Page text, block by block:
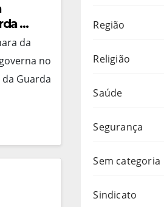
a
da
no
Guarda
Região
Religião
Saúde
Segurança
Sem categoria
Sindicato